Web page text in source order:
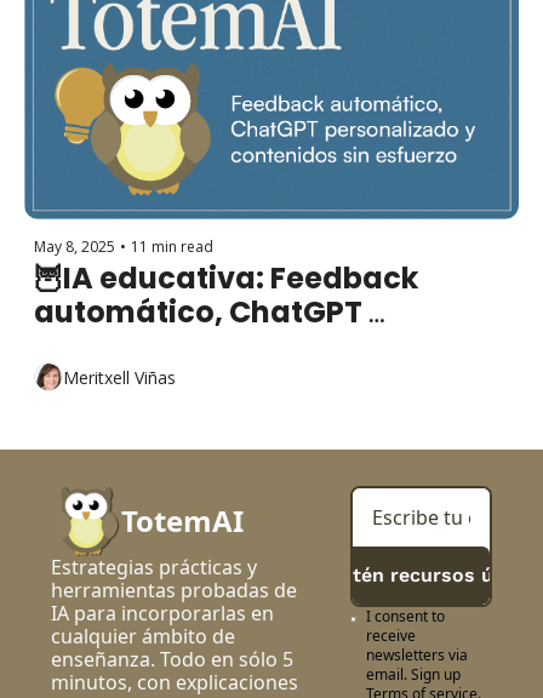
May 8, 2025 • 11 min read
🦉IA educativa: Feedback
automático, ChatGPT
esfuerzo
Meritxell Viñas
TotemAI
Estrategias prácticas y
herramientas probadas de
IA para incorporarlas en
cualquier ámbito de
enseñanza. Todo en sólo 5
minutos, con explicaciones
> Obtén recursos útiles
I consent to
receive
newsletters via
email. Sign up